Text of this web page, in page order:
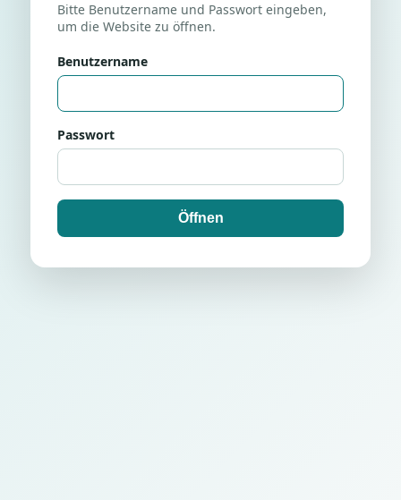
Bitte Benutzername und Passwort eingeben,
um die Website zu öffnen.
Benutzername
Passwort
Öffnen